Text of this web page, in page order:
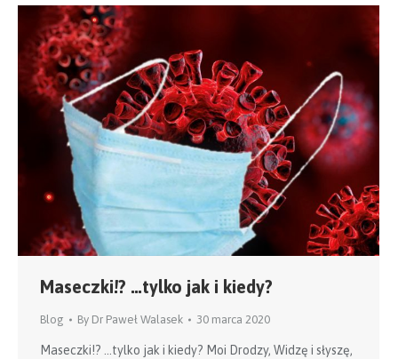
Maseczki!? …tylko jak i kiedy?
Blog By Dr Paweł Walasek 30 marca 2020
Maseczki!? …tylko jak i kiedy? Moi Drodzy, Widzę i słyszę,